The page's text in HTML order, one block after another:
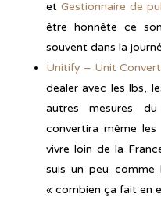
et Gestionnaire de
être honnête ce
souvent dans la
Unitify – Unit
dealer avec les lbs,
autres mesures
convertira même les
vivre loin de la
suis un peu comme
« combien ça fait en